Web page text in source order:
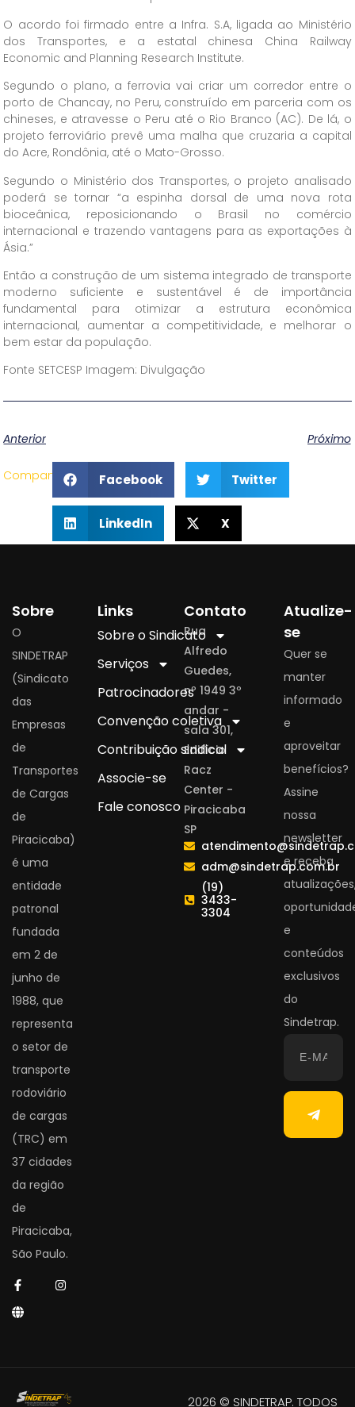
O acordo foi firmado entre a Infra. S.A, ligada ao Ministério
dos Transportes, e a estatal chinesa China Railway
Economic and Planning Research Institute.
Segundo o plano, a ferrovia vai criar um corredor entre o
porto de Chancay, no Peru, construído em parceria com os
chineses, e atravesse o Peru até o Rio Branco (AC). De lá, o
projeto ferroviário prevê uma malha que cruzaria a capital
do Acre, Rondônia, até o Mato-Grosso.
Segundo o Ministério dos Transportes, o projeto analisado
poderá se tornar “a espinha dorsal de uma nova rota
bioceânica, reposicionando o Brasil no comércio
internacional e trazendo vantagens para as exportações à
Ásia.”
Então a construção de um sistema integrado de transporte
moderno suficiente e sustentável é de importância
fundamental para otimizar a estrutura econômica
internacional, aumentar a competitividade, e melhorar o
bem estar da população.
Fonte SETCESP Imagem: Divulgação
Anterior Próximo
Compartilhe Facebook Twitter
LinkedIn X
Sobre
O
SINDETRAP
(Sindicato
das
Empresas
de
Transportes
de Cargas
de
Piracicaba)
é uma
entidade
patronal
fundada
em 2 de
junho de
1988, que
representa
o setor de
transporte
rodoviário
de cargas
(TRC) em
37 cidades
da região
de
Piracicaba,
São Paulo.
Links
Sobre o Sindicato
Serviços
Patrocinadores
Convenção coletiva
Contribuição sindical
Associe-se
Fale conosco
Contato
Rua
Alfredo
Guedes,
nº 1949 3º
andar -
sala 301,
Edifício
Racz
Center -
Piracicaba
SP
adm@sindetrap.com.br
(19)
3433-
3304
Atualize-
se
Quer se
manter
informado
e
aproveitar
benefícios?
Assine
nossa
newsletter
e receba
e
conteúdos
exclusivos
do
Sindetrap.
2026 © SINDETRAP. TODOS